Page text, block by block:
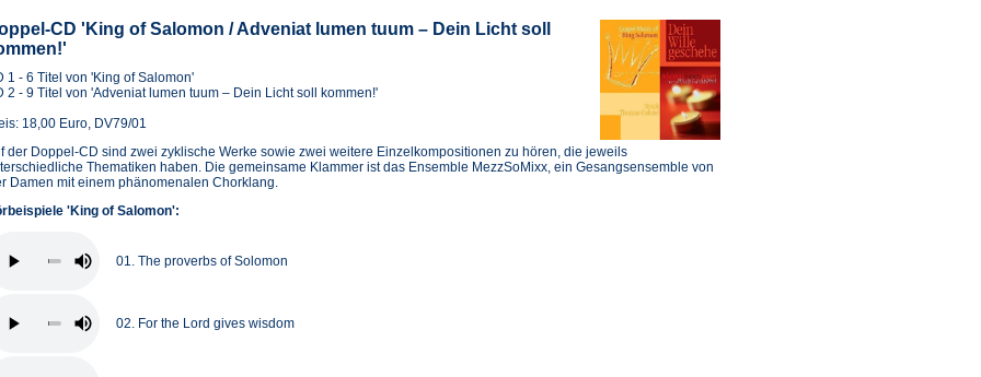
CD 'King of Salomon / Adveniat lumen tuum – Dein Licht soll
1 - 6 Titel von 'King of Salomon'
2 - 9 Titel von 'Adveniat lumen tuum – Dein Licht soll kommen!'
18,00 Euro, DV79/01
der Doppel-CD sind zwei zyklische Werke sowie zwei weitere Einzelkompositionen zu hören, die jeweils
Thematiken haben. Die gemeinsame Klammer ist das Ensemble MezzSoMixx, ein Gesangsensemble von
Damen mit einem phänomenalen Chorklang.
'King of Salomon':
01. The proverbs of Solomon
02. For the Lord gives wisdom